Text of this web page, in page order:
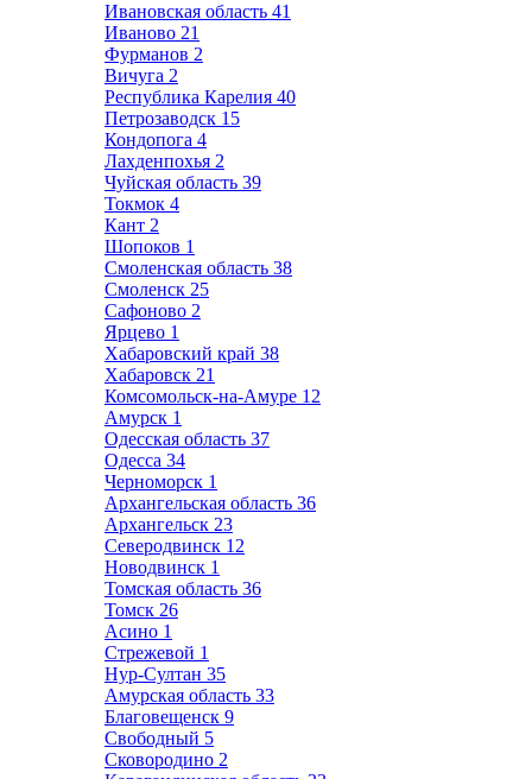
Ивановская область 41
Иваново 21
Фурманов 2
Вичуга 2
Республика Карелия 40
Петрозаводск 15
Кондопога 4
Лахденпохья 2
Чуйская область 39
Токмок 4
Кант 2
Шопоков 1
Смоленская область 38
Смоленск 25
Сафоново 2
Ярцево 1
Хабаровский край 38
Хабаровск 21
Комсомольск-на-Амуре 12
Амурск 1
Одесская область 37
Одесса 34
Черноморск 1
Архангельская область 36
Архангельск 23
Северодвинск 12
Новодвинск 1
Томская область 36
Томск 26
Асино 1
Стрежевой 1
Нур-Султан 35
Амурская область 33
Благовещенск 9
Свободный 5
Сковородино 2